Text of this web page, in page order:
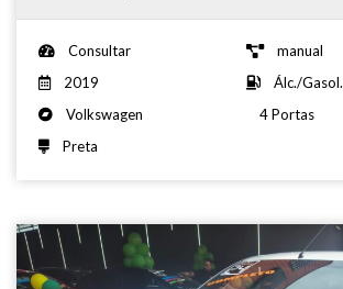
Consultar
manual
2019
Álc./Gasol.
Volkswagen
4 Portas
Preta